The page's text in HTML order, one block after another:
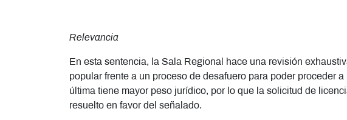
Relevancia
En esta sentencia, la Sala Regional hace una revisión
popular frente a un proceso de desafuero para poder proceder
última tiene mayor peso jurídico, por lo que la solicitud de
resuelto en favor del señalado.